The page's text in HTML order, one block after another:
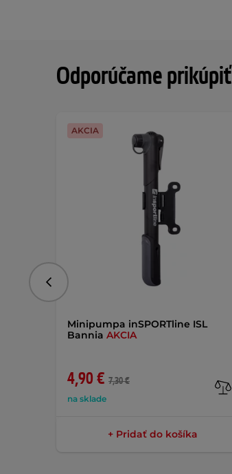
Odporúčame prikúpiť
Minipumpa inSPORTline ISL
Bannia AKCIA
4,90 € 7,30 €
na sklade
AKCIA
+ Pridať do košíka
Predchádzajúce